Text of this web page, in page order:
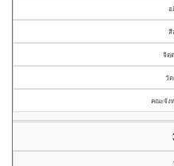
อ
สี
จิตฺ
วัด
คณะจัง